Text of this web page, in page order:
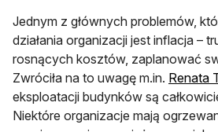
Jednym z głównych problemów,
działania organizacji jest inflacja –
rosnących kosztów, zaplanować
Zwróciła na to uwagę m.in. Renata
eksploatacji budynków są
Niektóre organizacje mają